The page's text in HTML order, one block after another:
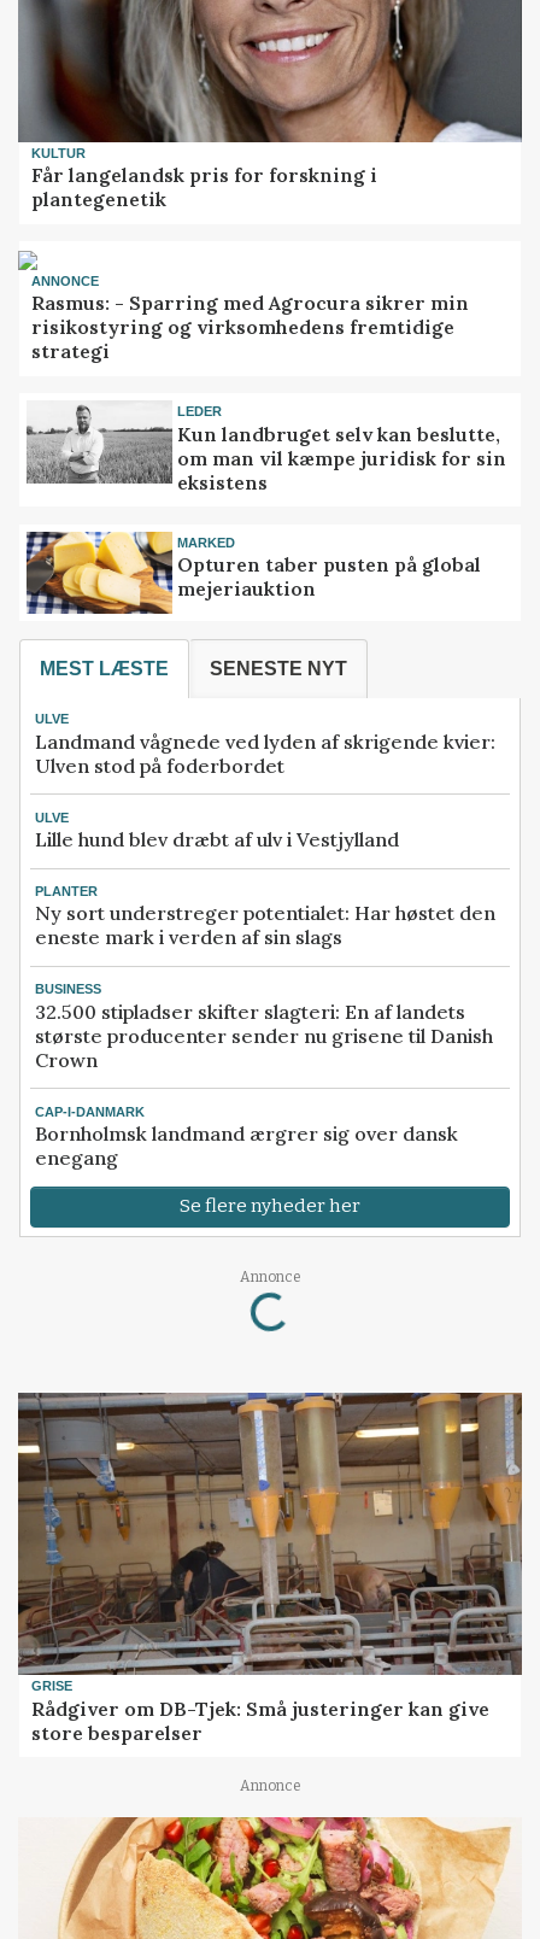
KULTUR
Får langelandsk pris for forskning i
plantegenetik
ANNONCE
Rasmus: - Sparring med Agrocura sikrer min
risikostyring og virksomhedens fremtidige
strategi
LEDER
Kun landbruget selv kan beslutte,
om man vil kæmpe juridisk for sin
eksistens
MARKED
Opturen taber pusten på global
mejeriauktion
MEST LÆSTE SENESTE NYT
ULVE
Landmand vågnede ved lyden af skrigende kvier:
Ulven stod på foderbordet
ULVE
Lille hund blev dræbt af ulv i Vestjylland
PLANTER
Ny sort understreger potentialet: Har høstet den
eneste mark i verden af sin slags
BUSINESS
32.500 stipladser skifter slagteri: En af landets
største producenter sender nu grisene til Danish
Crown
CAP-I-DANMARK
Bornholmsk landmand ærgrer sig over dansk
enegang
Se flere nyheder her
Annonce
Loading...
GRISE
Rådgiver om DB-Tjek: Små justeringer kan give
store besparelser
Annonce